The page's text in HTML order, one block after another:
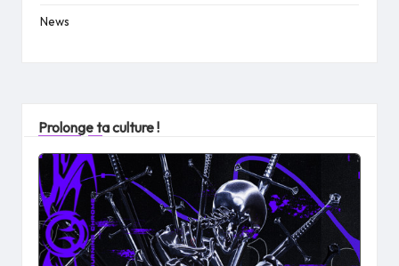
News
Prolonge ta culture !